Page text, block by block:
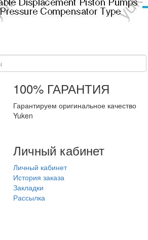
100% ГАРАНТИЯ
Гарантируем оригинальное качество
Yuken
Личный кабинет
Личный кабинет
История заказа
Закладки
Рассылка